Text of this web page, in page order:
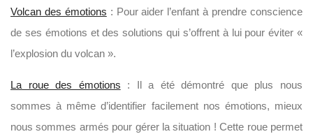
Volcan des émotions : Pour aider l’enfant à prendre conscience
de ses émotions et des solutions qui s’offrent à lui pour éviter «
l’explosion du volcan ».
La roue des émotions : Il a été démontré que plus nous
sommes à même d’identifier facilement nos émotions, mieux
nous sommes armés pour gérer la situation ! Cette roue permet